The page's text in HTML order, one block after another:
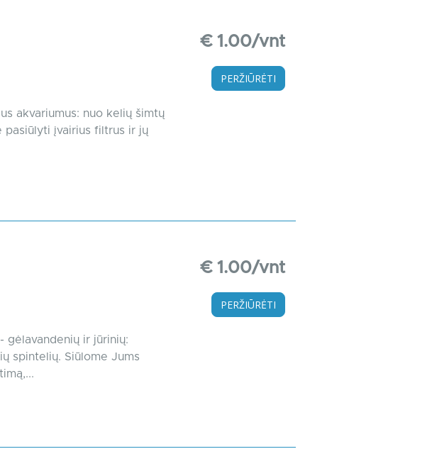
akvariumus: nuo kelių šimtų
pasiūlyti įvairius filtrus ir jų
€ 1.00/vnt
PERŽIŪRĖTI
gėlavandenių ir jūrinių:
spintelių. Siūlome Jums
€ 1.00/vnt
PERŽIŪRĖTI